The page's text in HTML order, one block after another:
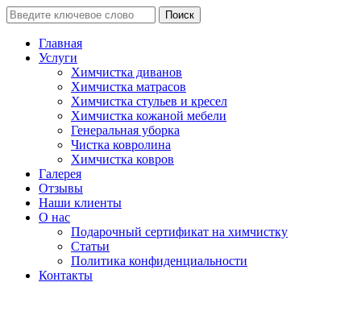
Поиск
Главная
Услуги
Химчистка диванов
Химчистка матрасов
Химчистка стульев и кресел
Химчистка кожаной мебели
Генеральная уборка
Чистка ковролина
Химчистка ковров
Галерея
Отзывы
Наши клиенты
О нас
Подарочный сертификат на химчистку
Статьи
Политика конфиденциальности
Контакты